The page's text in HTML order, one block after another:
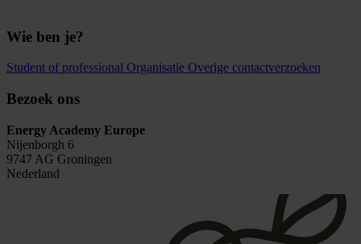
Wie ben je?
Student of professional Organisatie Overige contactverzoeken
Bezoek ons
Energy Academy Europe
Nijenborgh 6
9747 AG Groningen
Nederland